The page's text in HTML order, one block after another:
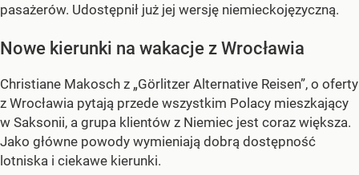
pasażerów. Udostępnił już jej wersję niemieckojęzyczną.
Nowe kierunki na wakacje z Wrocławia
Christiane Makosch z „Görlitzer Alternative Reisen”, o oferty
z Wrocławia pytają przede wszystkim Polacy mieszkający
w Saksonii, a grupa klientów z Niemiec jest coraz większa.
Jako główne powody wymieniają dobrą dostępność
lotniska i ciekawe kierunki.